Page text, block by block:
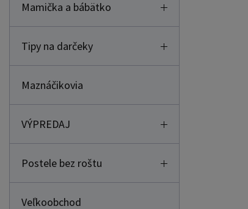
Mamička a bábätko
Tipy na darčeky
Maznáčikovia
VÝPREDAJ
Postele bez roštu
Veľkoobchod